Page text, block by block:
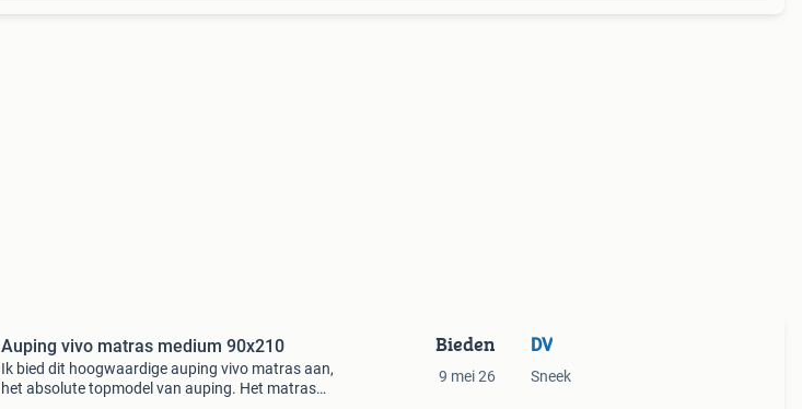
Auping vivo matras medium 90x210
Ik bied dit hoogwaardige auping vivo matras aan,
het absolute topmodel van auping. Het matras
Bieden
9 mei 26
DV
Sneek